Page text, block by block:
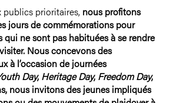
publics prioritaires, nous profitons
jours de commémorations pour
qui ne sont pas habituées à se rendre
Nous concevons des
à l’occasion de journées
Day, Heritage Day, Freedom Day,
nous invitons des jeunes impliqués